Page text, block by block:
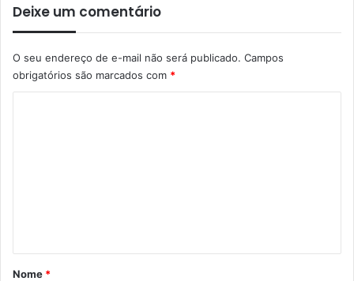
Deixe um comentário
O seu endereço de e-mail não será publicado. Campos
obrigatórios são marcados com *
rNome *